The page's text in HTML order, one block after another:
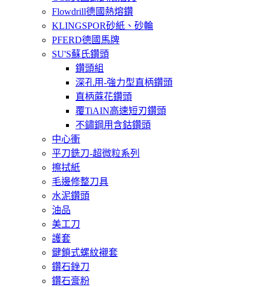
Flowdrill德國熱熔鑽
KLINGSPOR砂紙、砂輪
PFERD德國馬牌
SU'S蘇氏鑽頭
鑽頭組
深孔用-強力型直柄鑽頭
直柄蔴花鑽頭
覆TiAIN高速短刃鑽頭
不鏽鋼用含鈷鑽頭
中心衝
平刀銑刀-超微粒系列
擦拭紙
毛邊修整刀具
水泥鑽頭
油品
美工刀
護套
鍵鎖式螺紋襯套
鑽石銼刀
鑽石膏粉